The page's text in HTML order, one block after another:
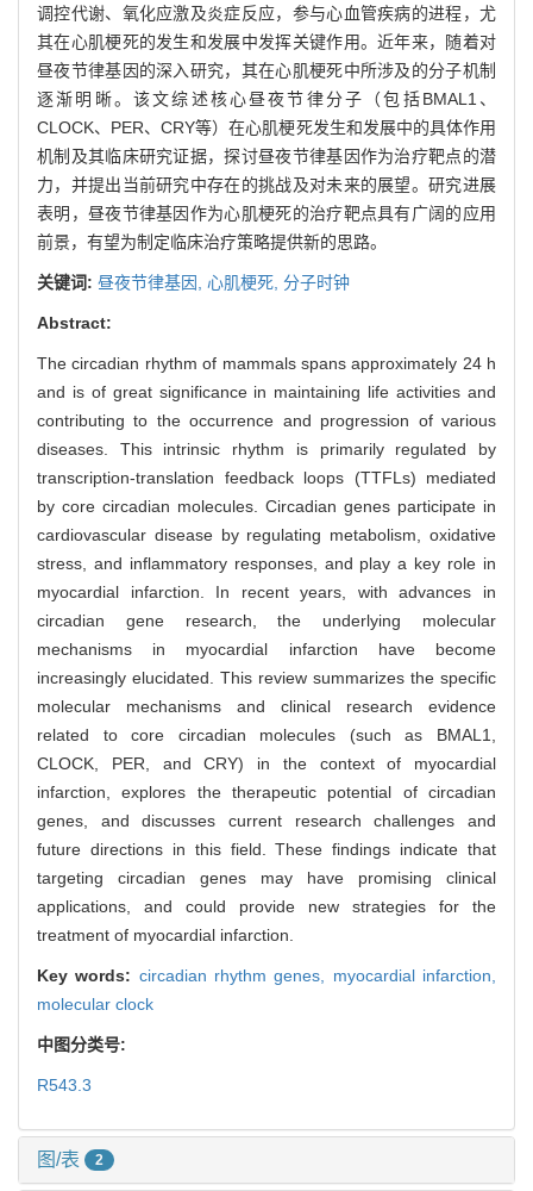
调控代谢、氧化应激及炎症反应，参与心血管疾病的进程，尤
其在心肌梗死的发生和发展中发挥关键作用。近年来，随着对
昼夜节律基因的深入研究，其在心肌梗死中所涉及的分子机制
逐渐明晰。该文综述核心昼夜节律分子（包括BMAL1、
CLOCK、PER、CRY等）在心肌梗死发生和发展中的具体作用
机制及其临床研究证据，探讨昼夜节律基因作为治疗靶点的潜
力，并提出当前研究中存在的挑战及对未来的展望。研究进展
表明，昼夜节律基因作为心肌梗死的治疗靶点具有广阔的应用
前景，有望为制定临床治疗策略提供新的思路。
关键词: 昼夜节律基因, 心肌梗死, 分子时钟
Abstract:
The circadian rhythm of mammals spans approximately 24 h
and is of great significance in maintaining life activities and
contributing to the occurrence and progression of various
diseases. This intrinsic rhythm is primarily regulated by
transcription-translation feedback loops (TTFLs) mediated
by core circadian molecules. Circadian genes participate in
cardiovascular disease by regulating metabolism, oxidative
stress, and inflammatory responses, and play a key role in
myocardial infarction. In recent years, with advances in
circadian gene research, the underlying molecular
mechanisms in myocardial infarction have become
increasingly elucidated. This review summarizes the specific
molecular mechanisms and clinical research evidence
related to core circadian molecules (such as BMAL1,
CLOCK, PER, and CRY) in the context of myocardial
infarction, explores the therapeutic potential of circadian
genes, and discusses current research challenges and
future directions in this field. These findings indicate that
targeting circadian genes may have promising clinical
applications, and could provide new strategies for the
treatment of myocardial infarction.
Key words: circadian rhythm genes, myocardial infarction,
molecular clock
中图分类号:
R543.3
图/表 2